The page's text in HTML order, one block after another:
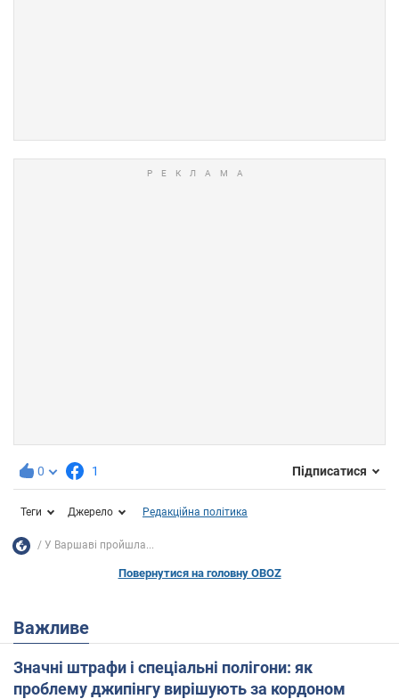
0 1 Підписатися
Теги Джерело Редакційна політика
У Варшаві пройшла...
Повернутися на головну OBOZ
Важливе
Значні штрафи і спеціальні полігони: як
проблему джипінгу вирішують за кордоном